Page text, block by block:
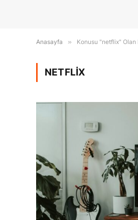
Anasayfa » Konusu "netflix" Olan
NETFLIX